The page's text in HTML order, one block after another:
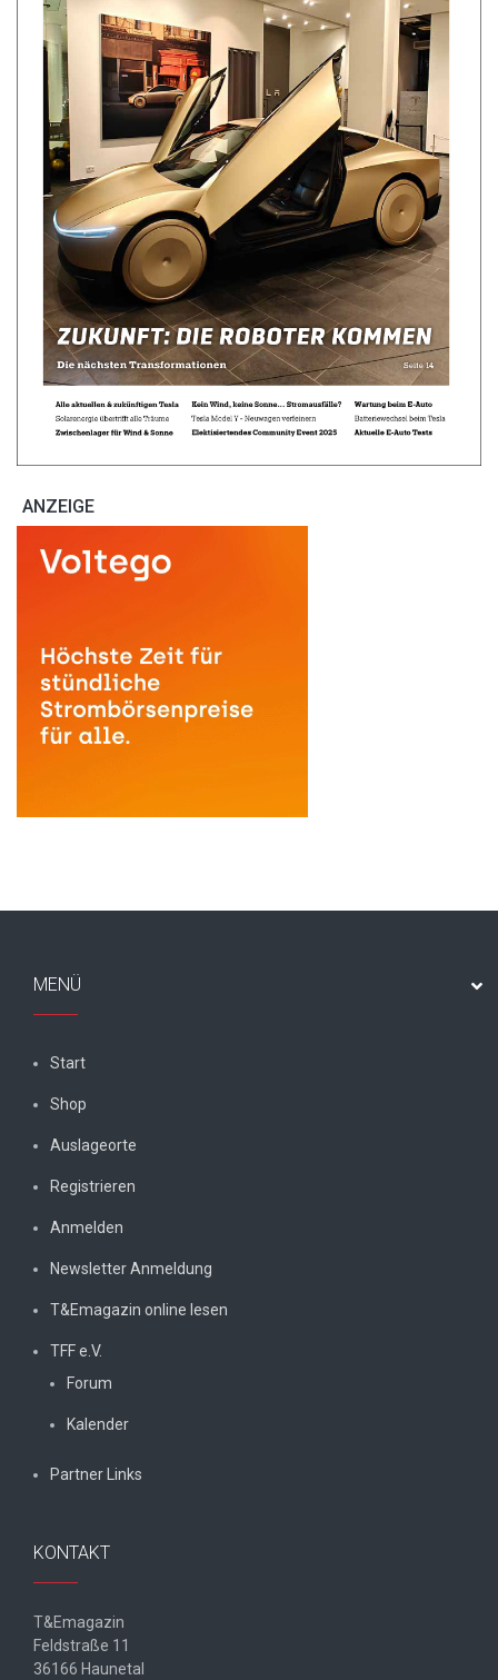
ANZEIGE
MENÜ
Start
Shop
Auslageorte
Registrieren
Anmelden
Newsletter Anmeldung
T&Emagazin online lesen
TFF e.V.
Forum
Kalender
Partner Links
KONTAKT
T&Emagazin
Feldstraße 11
36166 Haunetal